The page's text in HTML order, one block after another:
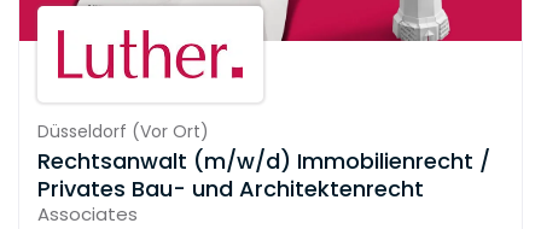
Düsseldorf (Vor Ort)
Rechtsanwalt (m/w/d) Immobilienrecht /
Privates Bau- und Architektenrecht
Associates